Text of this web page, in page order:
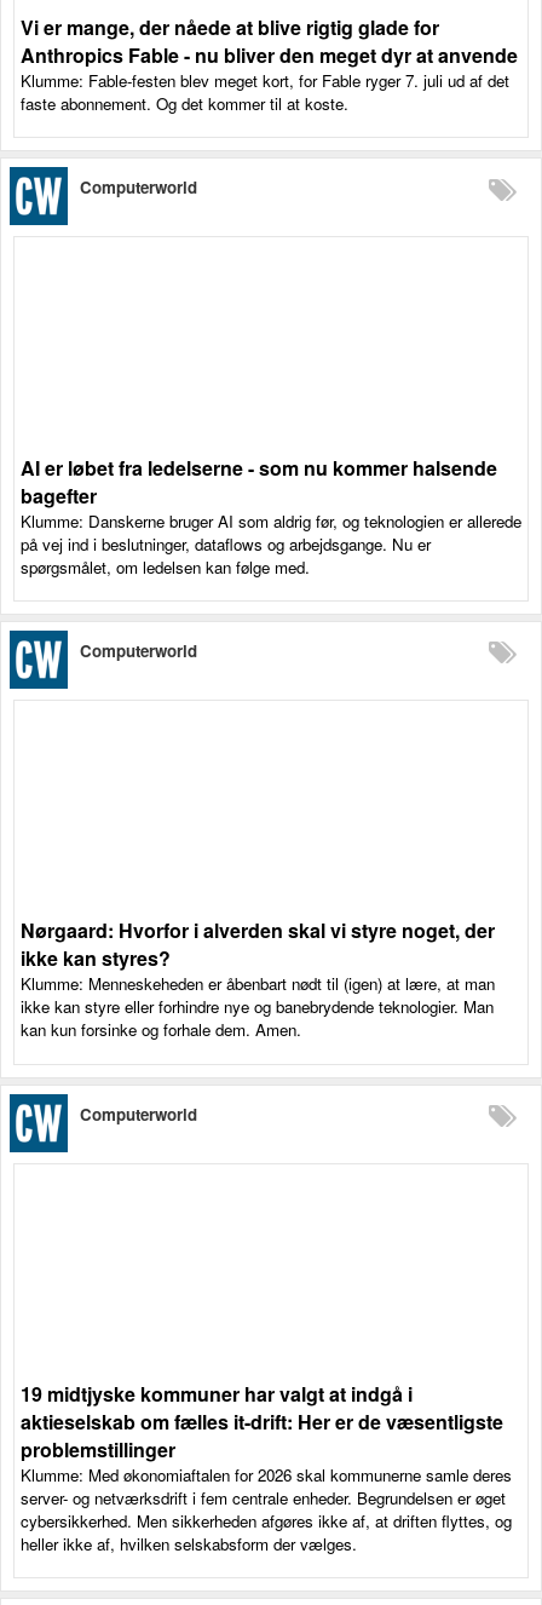
Vi er mange, der nåede at blive rigtig glade for
Anthropics Fable - nu bliver den meget dyr at anvende
Klumme: Fable-festen blev meget kort, for Fable ryger 7. juli ud af det
faste abonnement. Og det kommer til at koste.
Computerworld
AI er løbet fra ledelserne - som nu kommer halsende
bagefter
Klumme: Danskerne bruger AI som aldrig før, og teknologien er allerede
på vej ind i beslutninger, dataflows og arbejdsgange. Nu er
spørgsmålet, om ledelsen kan følge med.
Computerworld
Nørgaard: Hvorfor i alverden skal vi styre noget, der
ikke kan styres?
Klumme: Menneskeheden er åbenbart nødt til (igen) at lære, at man
ikke kan styre eller forhindre nye og banebrydende teknologier. Man
kan kun forsinke og forhale dem. Amen.
Computerworld
19 midtjyske kommuner har valgt at indgå i
aktieselskab om fælles it-drift: Her er de væsentligste
problemstillinger
Klumme: Med økonomiaftalen for 2026 skal kommunerne samle deres
server- og netværksdrift i fem centrale enheder. Begrundelsen er øget
cybersikkerhed. Men sikkerheden afgøres ikke af, at driften flyttes, og
heller ikke af, hvilken selskabsform der vælges.